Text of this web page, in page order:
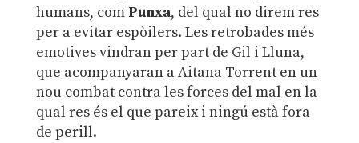
humans, com Punxa, del qual no direm res
per a evitar espòilers. Les retrobades més
emotives vindran per part de Gil i Lluna,
que acompanyaran a Aitana Torrent en un
nou combat contra les forces del mal en la
qual res és el que pareix i ningú està fora
de perill.